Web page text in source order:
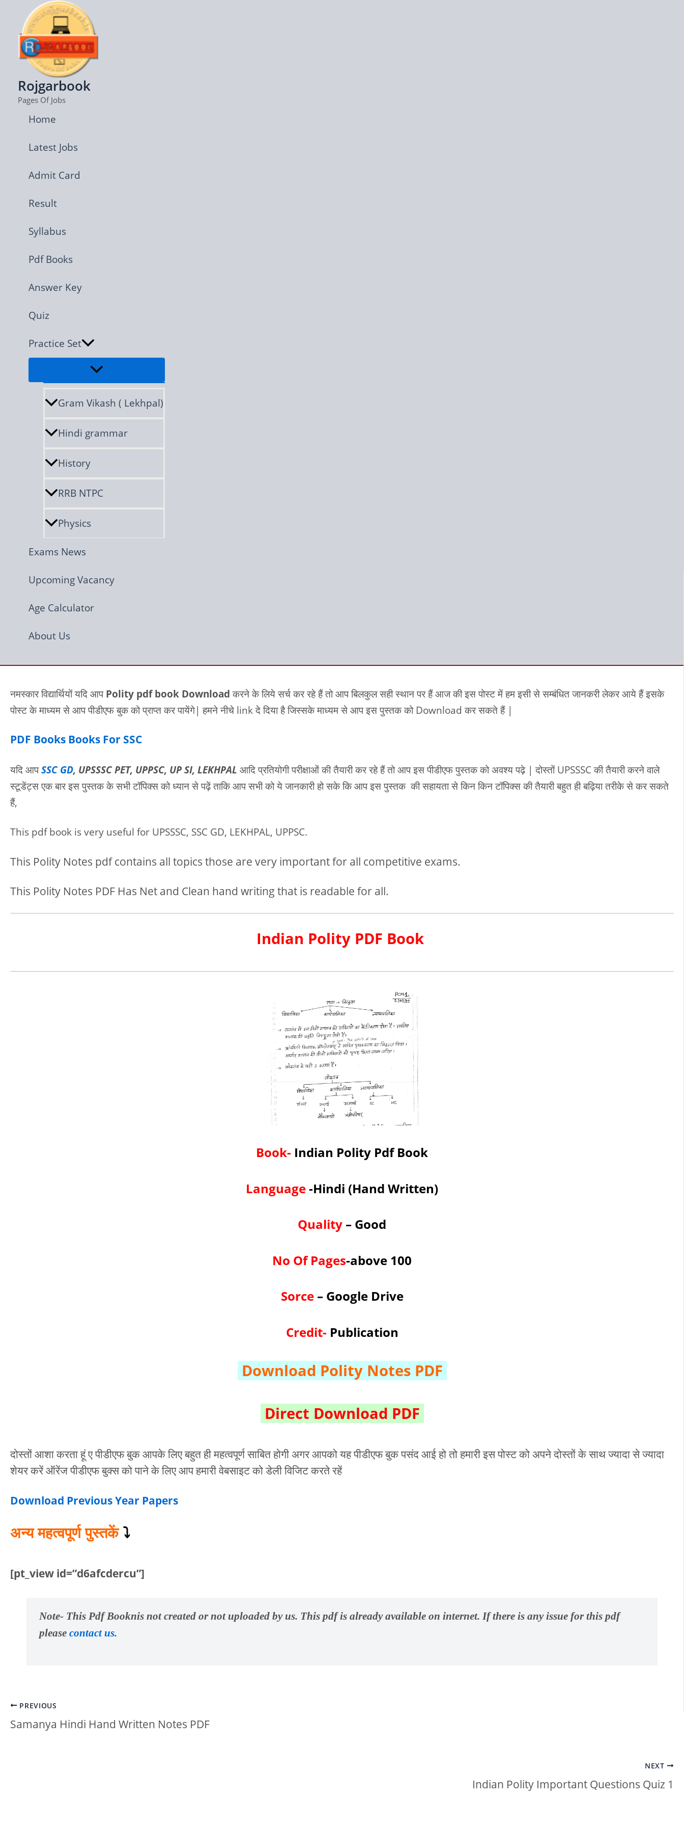
content
Rojgarbook
Pages Of Jobs
Home
Latest Jobs
Admit Card
Result
Syllabus
Pdf Books
Answer Key
Quiz
Practice Set
Gram Vikash ( Lekhpal)
Hindi grammar
History
RRB NTPC
Physics
Exams News
Upcoming Vacancy
Age Calculator
About Us
नमस्कार विद्यार्थियों यदि आप Polity pdf book Downloadकरने के लिये सर्च कर रहे हैं तो आप बिलकुल सही स्थान पर हैं आज की इस पोस्ट में हम इसी से सम्बंधित जानकरी लेकर आये हैं इसके
पोस्ट के माध्यम से आप पीडीएफ बुक को प्राप्त कर पायेंगे| हमने नीचे link दे दिया है जिस्सके माध्यम से आप इस पुस्तक को Download कर सकते हैं |
PDF Books Books For SSC
यदि आपSSC GD, UPSSSC PET, UPPSC, UP SI, LEKHPAL आदि प्रतियोगी परीक्षाओं की तैयारी कर रहे हैं तो आप इस पीडीएफ पुस्तक को अवश्य पढ़े | दोस्तों UPSSSC की तैयारी करने वाले
स्टूडेंट्स एक बार इस पुस्तक के सभी टॉपिक्स को ध्यान से पढ़ें ताकि आप सभी को ये जानकारी हो सके कि आप इस पुस्तक की सहायता से किन किन टॉपिक्स की तैयारी बहुत ही बढ़िया तरीके से कर सकते
हैं,
This pdf book is very useful for UPSSSC, SSC GD, LEKHPAL, UPPSC.
This Polity Notes pdf contains all topics those are very important for all competitive exams.
This Polity Notes PDF Has Net and Clean hand writing that is readable for all.
Indian Polity PDF Book
Book- Indian Polity Pdf Book
Language-Hindi (Hand Written)
Quality – Good
No OfPages-above 100
Sorce– Google Drive
Credit- Publication
Download Polity Notes PDF
Direct Download PDF
दोस्तों आशा करता हूं ए पीडीएफ बुक आपके लिए बहुत ही महत्वपूर्ण साबित होगी अगर आपको यह पीडीएफ बुक पसंद आई हो तो हमारी इस पोस्ट को अपने दोस्तों के साथ ज्यादा से ज्यादा
शेयर करें ऑरेंज पीडीएफ बुक्स को पाने के लिए आप हमारी वेबसाइट को डेली विजिट करते रहें
Download Previous Year Papers
अन्य महत्वपूर्ण पुस्तकें⤵️
[pt_view id=”d6afcdercu”]
Note- This Pdf Booknis not created or not uploaded by us. This pdf is already available on internet. If there is any issue for this pdf
pleasecontact us.
PREVIOUS
Samanya Hindi Hand Written Notes PDF
NEXT
Indian Polity Important Questions Quiz 1